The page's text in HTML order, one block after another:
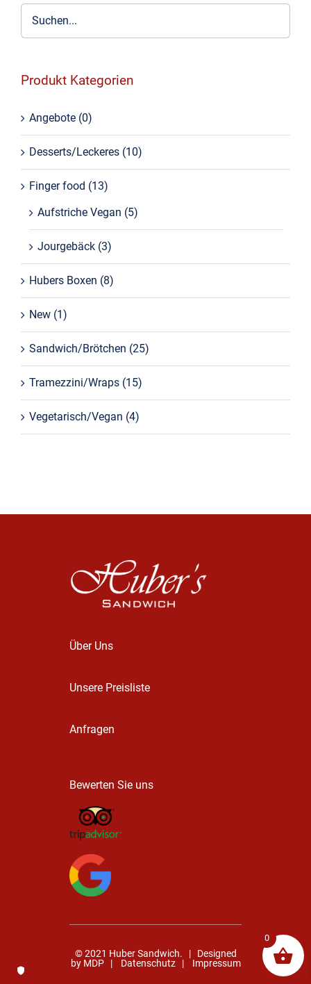
Produkt Kategorien
Angebote (0)
Desserts/Leckeres (10)
Finger food (13)
Aufstriche Vegan (5)
Jourgebäck (3)
Hubers Boxen (8)
New (1)
Sandwich/Brötchen (25)
Tramezzini/Wraps (15)
Vegetarisch/Vegan (4)
Über Uns
Unsere Preisliste
Anfragen
Bewerten Sie uns
© 2021 Huber Sandwich. | Designed
by MDP| Datenschutz| Impressum
0